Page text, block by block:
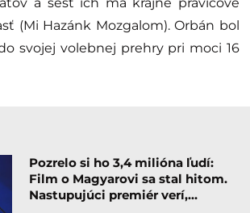
(Mi Hazánk Mozgalom). Orbán bol
svojej volebnej prehry pri moci 16
Pozrelo si ho 3,4 milióna ľudí:
Film o Magyarovi sa stal hitom.
Nastupujúci premiér verí,…